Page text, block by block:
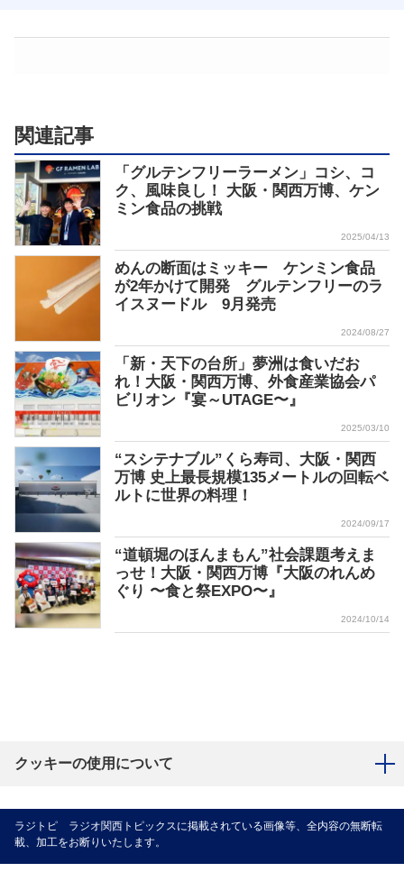
関連記事
「グルテンフリーラーメン」コシ、コ
ク、風味良し！ 大阪・関西万博、ケン
ミン食品の挑戦
2025/04/13
めんの断面はミッキー ケンミン食品
が2年かけて開発 グルテンフリーのラ
イスヌードル 9月発売
2024/08/27
「新・天下の台所」夢洲は食いだお
れ！大阪・関西万博、外食産業協会パ
ビリオン『宴～UTAGE〜』
2025/03/10
“スシテナブル”くら寿司、大阪・関西
万博 史上最長規模135メートルの回転ベ
ルトに世界の料理！
2024/09/17
“道頓堀のほんまもん”社会課題考えま
っせ！大阪・関西万博『大阪のれんめ
ぐり 〜食と祭EXPO〜』
2024/10/14
クッキーの使用について
ラジトピ ラジオ関西トピックスに掲載されている画像等、全内容の無断転
載、加工をお断りいたします。